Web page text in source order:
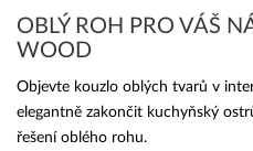
OBLÝ ROH PRO VÁŠ
WOOD
Objevte kouzlo oblých tvarů v
elegantně zakončit kuchyňský
řešení oblého rohu.